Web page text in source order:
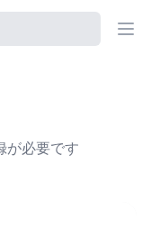
るいは 説明 あるい
が必要です